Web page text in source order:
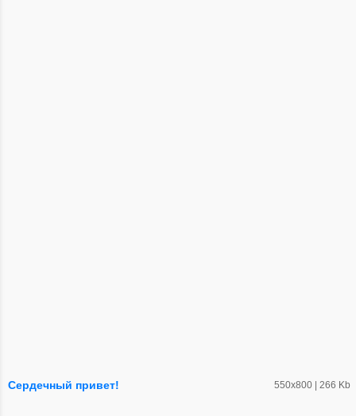
Сердечный привет! 550х800 | 266 Kb